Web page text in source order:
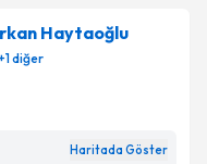
takvimi talebi
almanız için bir
ile bilgilendireceğiz.
Haytaoğlu
1diğer
Haritada Göster